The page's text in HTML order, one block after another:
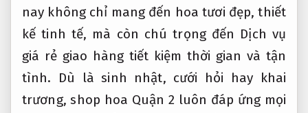
nay không chỉ mang đến hoa tươi đẹp, thiết
kế tinh tế, mà còn chú trọng đến Dịch vụ
giá rẻ giao hàng tiết kiệm thời gian và tận
tình. Dù là sinh nhật, cưới hỏi hay khai
trương, shop hoa Quận 2 luôn đáp ứng mọi